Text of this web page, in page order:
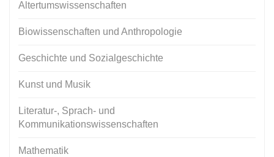
Altertumswissenschaften
Biowissenschaften und Anthropologie
Geschichte und Sozialgeschichte
Kunst und Musik
Literatur-, Sprach- und
Kommunikationswissenschaften
Mathematik